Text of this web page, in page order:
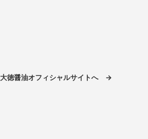
大徳醤油オフィシャルサイトへ →